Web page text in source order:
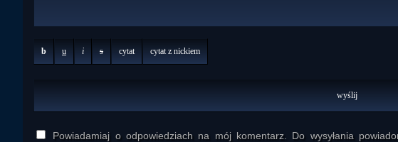
b u i s cytat cytat z nickiem
Powiadamiaj o odpowiedziach na mój komentarz. Do wysyłania